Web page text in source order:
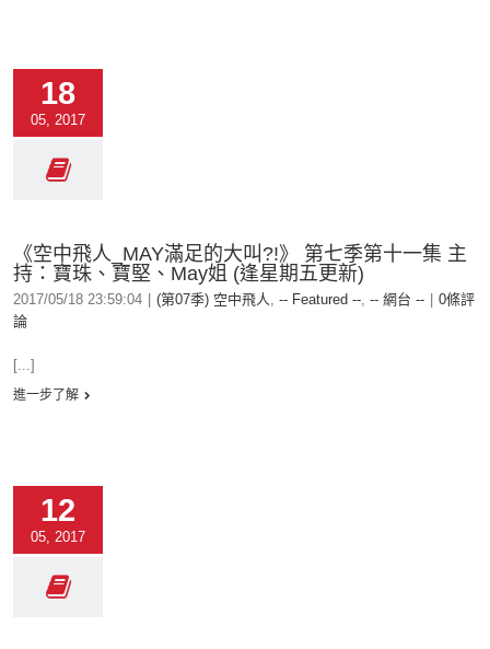
18
05, 2017
《空中飛人_MAY滿足的大叫?!》 第七季第十一集 主
持：寶珠、寶堅、May姐 (逢星期五更新)
2017/05/18 23:59:04 (第07季) 空中飛人, -- Featured --, -- 網台 --
0條評
論
[...]
進一步了解
12
05, 2017